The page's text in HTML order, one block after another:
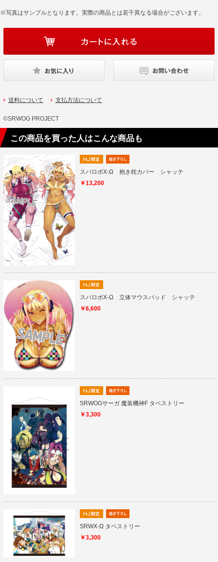
※写真はサンプルとなります。実際の商品とは若干異なる場合がございます。
送料について 支払方法について
©SRWOG PROJECT
この商品を買った人はこんな商品も
スパロボX-Ω 抱き枕カバー シャッテ
￥13,200
スパロボX-Ω 立体マウスパッド シャッテ
￥6,600
SRWOGサーガ 魔装機神F タペストリー
￥3,300
SRWX-Ω タペストリー
￥3,300